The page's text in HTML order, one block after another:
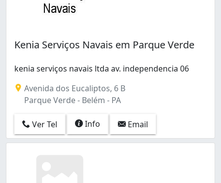
Kenia Serviços Navais em Parque Verde
kenia serviços navais ltda av. independencia 06
Avenida dos Eucaliptos, 6 B
Parque Verde - Belém - PA
Ver Tel Info Email